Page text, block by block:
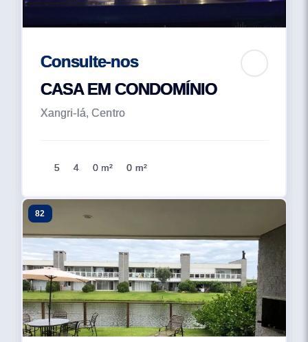
Consulte-nos
CASA EM CONDOMÍNIO
Xangri-lá, Centro
5 4 0 m² 0 m²
82